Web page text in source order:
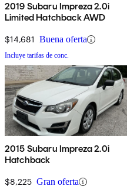
2019 Subaru Impreza 2.0i
Limited Hatchback AWD
$14,681 Buena oferta
Incluye tarifas de conc.
2015 Subaru Impreza 2.0i
Hatchback
$8,225 Gran oferta